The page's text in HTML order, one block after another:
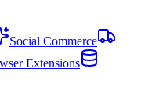
Social Commerce
Extensions